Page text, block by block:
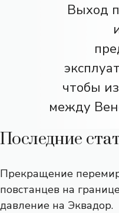
Выход
чтобы
между
Последние
Прекращение
повстанцев на
давление на Эквадор.